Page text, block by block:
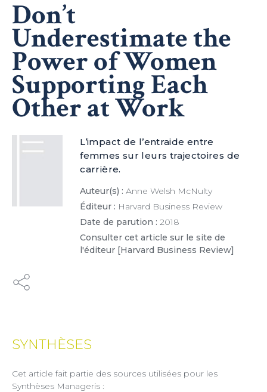
Don’t
Underestimate the
Power of Women
Supporting Each
Other at Work
L’impact de l’entraide entre
femmes sur leurs trajectoires de
carrière.
Auteur(s) : Anne Welsh McNulty
Éditeur : Harvard Business Review
Date de parution : 2018
Consulter cet article sur le site de
l'éditeur [Harvard Business Review]
SYNTHÈSES
Cet article fait partie des sources utilisées pour les
Synthèses Manageris :
ESSAI GRATUIT
nos contenus et notre solution d’aide à l’action
cookies. Ces fichiers ne peuvent en aucun cas endommager votre
ordinateur, ni l'affecter d'aucune façon, vous pourrez les supprimer à
tout moment dans les options de votre navigateur.